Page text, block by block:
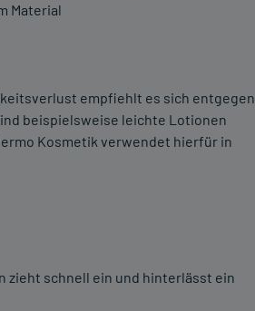
Material
empfiehlt es sich entgegen
beispielsweise leichte Lotionen
Kosmetik verwendet hierfür in
zieht schnell ein und hinterlässt ein